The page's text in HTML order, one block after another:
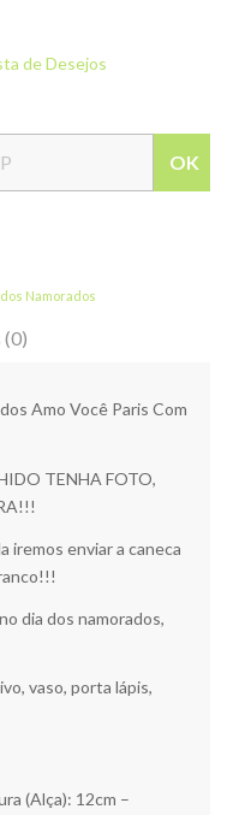
de Desejos
OK
Namorados
(0)
Amo Você Paris Com
TENHA FOTO,
iremos enviar a caneca
dia dos namorados,
vaso, porta lápis,
(Alça): 12cm –